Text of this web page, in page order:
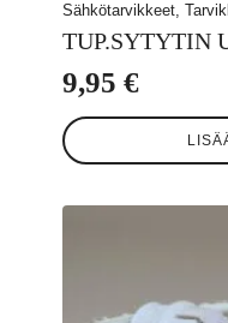
Sähkötarvikkeet,
TUP.SYTYTIN
9,95 €